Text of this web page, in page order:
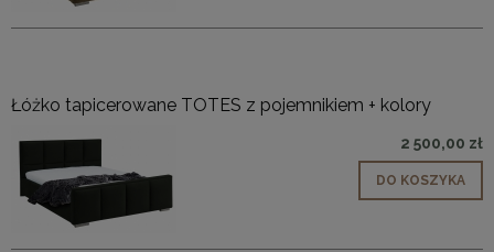
Łóżko tapicerowane TOTES z pojemnikiem + kolory
2 500,00 zł
DO KOSZYKA